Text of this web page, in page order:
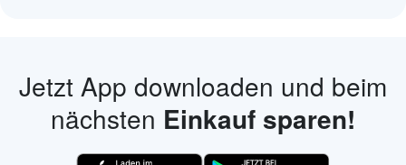
Jetzt App downloaden und beim
nächsten Einkauf sparen!